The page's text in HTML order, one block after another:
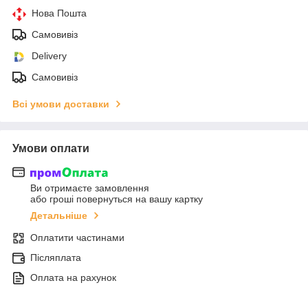
Нова Пошта
Самовивіз
Delivery
Самовивіз
Всі умови доставки
Умови оплати
Ви отримаєте замовлення
або гроші повернуться на вашу картку
Детальніше
Оплатити частинами
Післяплата
Оплата на рахунок